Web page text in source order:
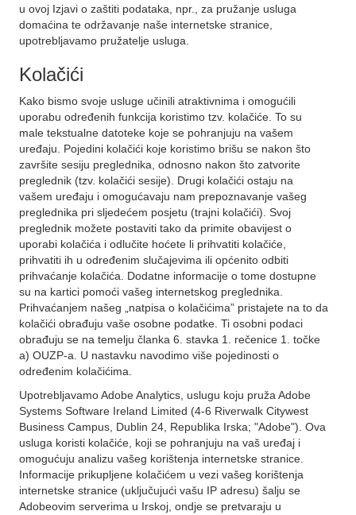
u ovoj Izjavi o zaštiti podataka, npr., za pružanje usluga
domaćina te održavanje naše internetske stranice,
upotrebljavamo pružatelje usluga.
Kolačići
Kako bismo svoje usluge učinili atraktivnima i omogućili
uporabu određenih funkcija koristimo tzv. kolačiće. To su
male tekstualne datoteke koje se pohranjuju na vašem
uređaju. Pojedini kolačići koje koristimo brišu se nakon što
završite sesiju preglednika, odnosno nakon što zatvorite
preglednik (tzv. kolačići sesije). Drugi kolačići ostaju na
vašem uređaju i omogućavaju nam prepoznavanje vašeg
preglednika pri sljedećem posjetu (trajni kolačići). Svoj
preglednik možete postaviti tako da primite obavijest o
uporabi kolačića i odlučite hoćete li prihvatiti kolačiće,
prihvatiti ih u određenim slučajevima ili općenito odbiti
prihvaćanje kolačića. Dodatne informacije o tome dostupne
su na kartici pomoći vašeg internetskog preglednika.
Prihvaćanjem našeg „natpisa o kolačićima” pristajete na to da
kolačići obrađuju vaše osobne podatke. Ti osobni podaci
obrađuju se na temelju članka 6. stavka 1. rečenice 1. točke
a) OUZP-a. U nastavku navodimo više pojedinosti o
određenim kolačićima.
Upotrebljavamo Adobe Analytics, uslugu koju pruža Adobe
Systems Software Ireland Limited (4-6 Riverwalk Citywest
Business Campus, Dublin 24, Republika Irska; "Adobe"). Ova
usluga koristi kolačiće, koji se pohranjuju na vaš uređaj i
omogućuju analizu vašeg korištenja internetske stranice.
Informacije prikupljene kolačićem u vezi vašeg korištenja
internetske stranice (uključujući vašu IP adresu) šalju se
Adobeovim serverima u Irskoj, ondje se pretvaraju u